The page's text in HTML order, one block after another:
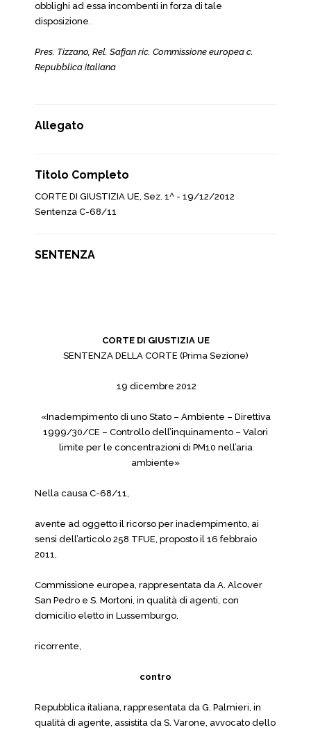
obblighi ad essa incombenti in forza di tale
disposizione.
Pres. Tizzano, Rel. Safjan ric. Commissione europea c.
Repubblica italiana
Allegato
Titolo Completo
CORTE DI GIUSTIZIA UE, Sez. 1^ - 19/12/2012
Sentenza C-68/11
SENTENZA
CORTE DI GIUSTIZIA UE
SENTENZA DELLA CORTE (Prima Sezione)
19 dicembre 2012
«Inadempimento di uno Stato – Ambiente – Direttiva
1999/30/CE – Controllo dell’inquinamento – Valori
limite per le concentrazioni di PM10 nell’aria
ambiente»
Nella causa C-68/11,
avente ad oggetto il ricorso per inadempimento, ai
sensi dell’articolo 258 TFUE, proposto il 16 febbraio
2011,
Commissione europea, rappresentata da A. Alcover
San Pedro e S. Mortoni, in qualità di agenti, con
domicilio eletto in Lussemburgo,
ricorrente,
contro
Repubblica italiana, rappresentata da G. Palmieri, in
qualità di agente, assistita da S. Varone, avvocato dello